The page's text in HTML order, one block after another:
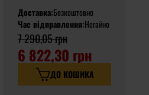
Доставка:Безкоштовно
Час відправлення:Негайно
7 290,05 грн
6 822,30 грн
ДО КОШИКА